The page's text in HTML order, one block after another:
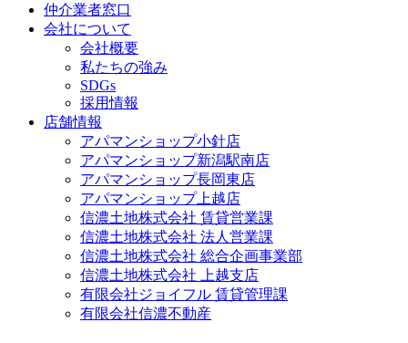
仲介業者窓口
会社について
会社概要
私たちの強み
SDGs
採用情報
店舗情報
アパマンショップ小針店
アパマンショップ新潟駅南店
アパマンショップ長岡東店
アパマンショップ上越店
信濃土地株式会社 賃貸営業課
信濃土地株式会社 法人営業課
信濃土地株式会社 総合企画事業部
信濃土地株式会社 上越支店
有限会社ジョイフル 賃貸管理課
有限会社信濃不動産